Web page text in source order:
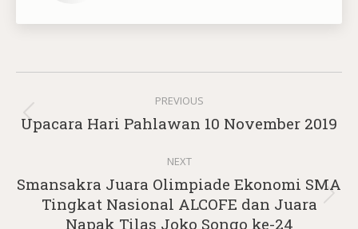
navigation
PREVIOUS
Previous
Upacara Hari Pahlawan 10 November 2019
NEXT
Next
post:
Smansakra Juara Olimpiade Ekonomi SMA
Tingkat Nasional ALCOFE dan Juara
Napak Tilas Joko Songo ke-24